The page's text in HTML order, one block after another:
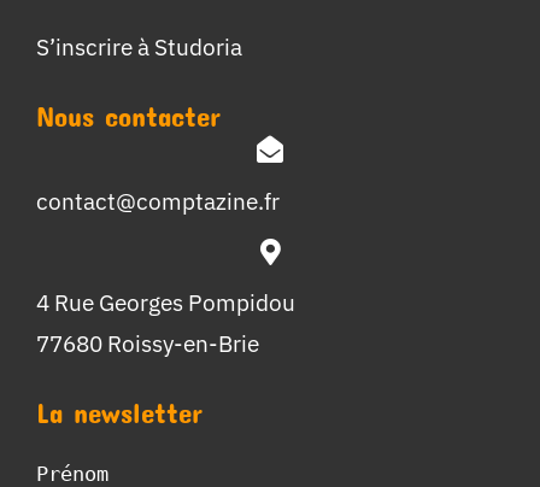
S’inscrire à Studoria
Nous contacter
contact@comptazine.fr
4 Rue Georges Pompidou
77680 Roissy-en-Brie
La newsletter
Prénom